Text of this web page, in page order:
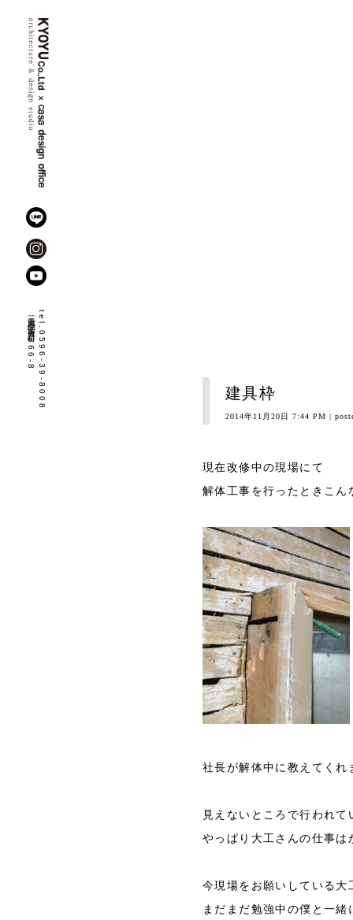
tel.0596-39-8008
三重県伊勢市佐八町
1666-8
建具枠
2014年11月20日 7:44 PM |
現在改修中の現場にて
解体工事を行ったときこ
社長が解体中に教えてくれ
見えないところで行われて
やっぱり大工さんの仕事は
今現場をお願いしている
まだまだ勉強中の僕と一